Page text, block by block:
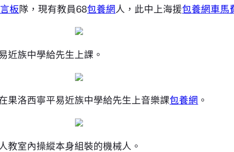
板隊，現有教員68包養網人，此中上海援包養網車馬
近族中學給先生上課。
果洛西寧平易近族中學給先生上音樂課包養網 。
教室內操縱本身組裝的機械人。